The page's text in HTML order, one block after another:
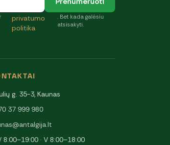
privatumo
politika
. Bet kada galėsiu
atsisakyti.
g. 35-3, Kaunas
37 999 980
8:00–19:00 · V 8:00–18:00